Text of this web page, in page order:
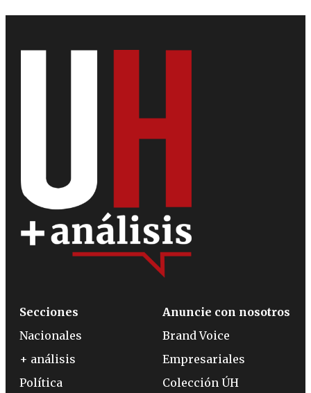
Secciones
Nacionales
+ análisis
Política
Anuncie con nosotros
Brand Voice
Empresariales
Colección ÚH